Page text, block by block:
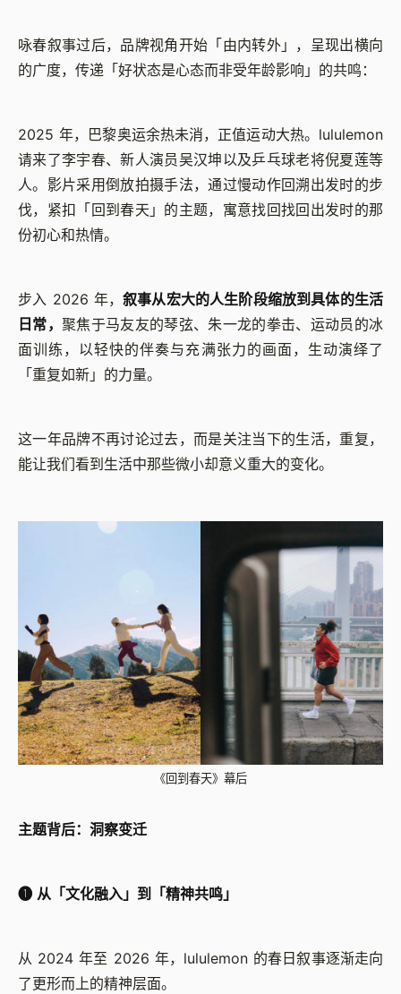
咏春叙事过后，品牌视角开始「由内转外」，呈现出横向
的广度，传递「好状态是心态而非受年龄影响」的共鸣：
2025 年，巴黎奥运余热未消，正值运动大热。lululemon
请来了李宇春、新人演员吴汉坤以及乒乓球老将倪夏莲等
人。影片采用倒放拍摄手法，通过慢动作回溯出发时的步
伐，紧扣「回到春天」的主题，寓意找回找回出发时的那
份初心和热情。
步入 2026 年，叙事从宏大的人生阶段缩放到具体的生活
日常， 聚焦于马友友的琴弦、朱一龙的拳击、运动员的冰
面训练，以轻快的伴奏与充满张力的画面，生动演绎了
「重复如新」的力量。
这一年品牌不再讨论过去，而是关注当下的生活，重复，
能让我们看到生活中那些微小却意义重大的变化。
《回到春天》幕后
主题背后：洞察变迁
➊ 从「文化融入」到「精神共鸣」
从 2024 年至 2026 年，lululemon 的春日叙事逐渐走向
了更形而上的精神层面。